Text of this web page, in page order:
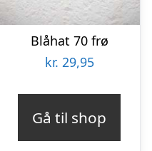
Blåhat 70 frø
kr. 29,95
Gå til shop